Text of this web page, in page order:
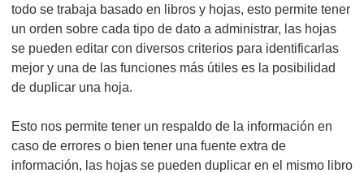
todo se trabaja basado en libros y hojas, esto permite tener
un orden sobre cada tipo de dato a administrar, las hojas
se pueden editar con diversos criterios para identificarlas
mejor y una de las funciones más útiles es la posibilidad
de duplicar una hoja.
Esto nos permite tener un respaldo de la información en
caso de errores o bien tener una fuente extra de
información, las hojas se pueden duplicar en el mismo libro